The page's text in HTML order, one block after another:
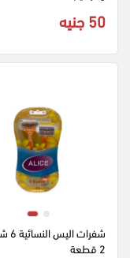
50 جنيه
2 قطعة